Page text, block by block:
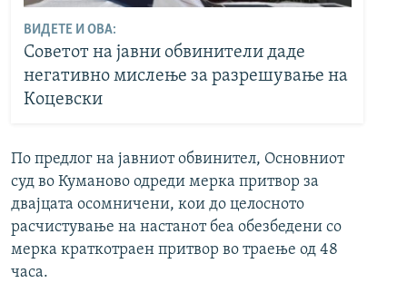
ВИДЕТЕ И ОВА:
Советот на јавни обвинители даде
негативно мислење за разрешување на
Коцевски
По предлог на јавниот обвинител, Основниот
суд во Куманово одреди мерка притвор за
двајцата осомничени, кои до целосното
расчистување на настанот беа обезбедени со
мерка краткотраен притвор во траење од 48
часа.